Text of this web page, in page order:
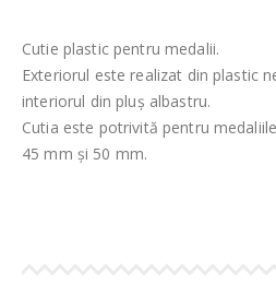
Cutie plastic pentru medalii.
Exteriorul este realizat din plastic
interiorul din pluș albastru.
Cutia este potrivită pentru
45 mm și 50 mm.